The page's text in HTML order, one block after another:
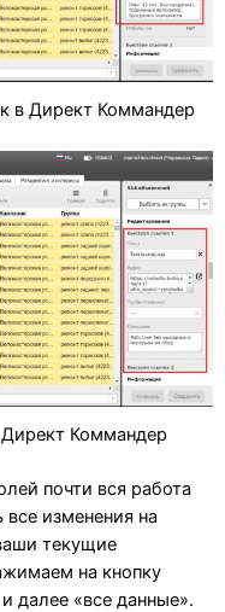
в Директ Коммандер
Директ Коммандер
почти вся работа
изменения на
текущие
на кнопку
далее «все данные».